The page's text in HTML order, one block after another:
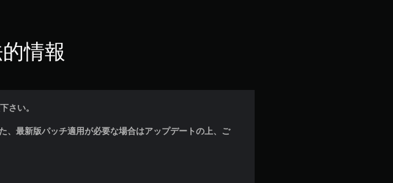
情報
さい。
最新版パッチ適用が必要な場合はアップデートの上、ご